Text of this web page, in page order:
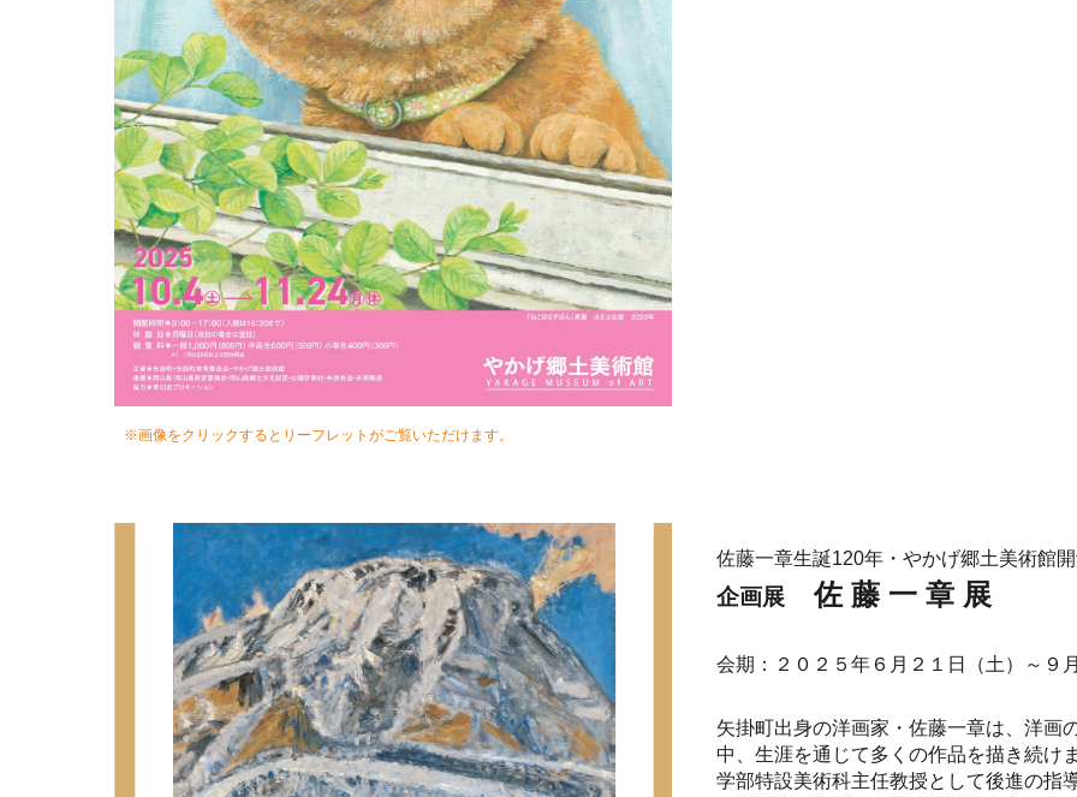
※画像をクリックするとリーフレットがご覧いただけます。
佐藤一章生誕120年・やかげ郷土美術館
企画展 佐 藤 一 章 展
会期：２０２５年６月２１日（土）～９
矢掛町出身の洋画家・佐藤一章は、洋画
中、生涯を通じて多くの作品を描き続け
学部特設美術科主任教授として後進の指